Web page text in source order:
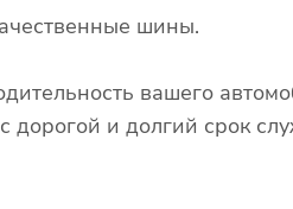
шины.
вашего
и долгий срок